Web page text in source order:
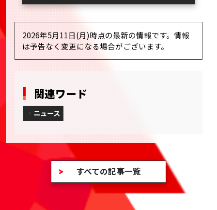
2026年5月11日(月)時点の最新の情報です。情報
は予告なく変更になる場合がございます。
関連ワード
ニュース
すべての記事一覧